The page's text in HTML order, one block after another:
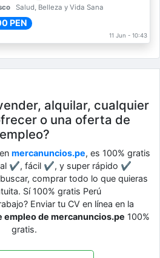
Salud, Belleza y Vida Sana
PEN
11 Jun - 10:43
alquilar, cualquier
o una oferta de
empleo?
mercanuncios.pe, es 100% gratis
✔, fácil ✔, y super rápido ✔
comprar todo lo que quieras
Sí 100% gratis Perú
Enviar tu CV en línea en la
empleo de mercanuncios.pe 100%
gratis.